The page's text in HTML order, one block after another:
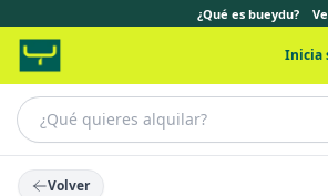
¿Qué es bueydu?
Inicia
Volver